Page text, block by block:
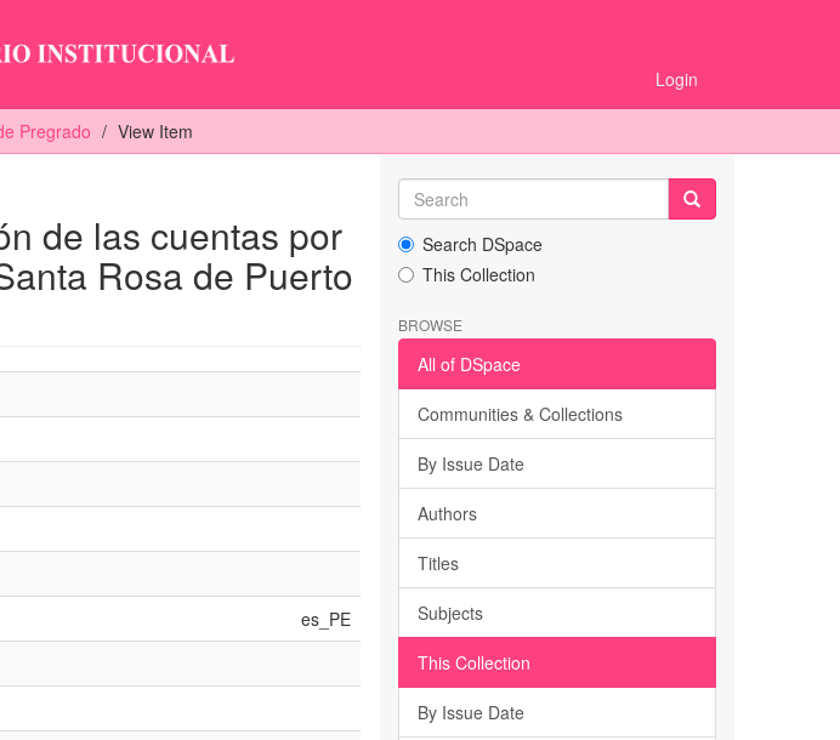
Login
Pregrado View Item
de las cuentas por
Rosa de Puerto
es_PE
Search DSpace
This Collection
BROWSE
All of DSpace
Communities & Collections
By Issue Date
Authors
Titles
Subjects
This Collection
By Issue Date